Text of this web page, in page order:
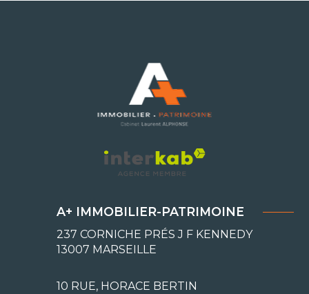
A+ IMMOBILIER-PATRIMOINE
237 CORNICHE PRÉS J F KENNEDY
13007 MARSEILLE
10 RUE, HORACE BERTIN